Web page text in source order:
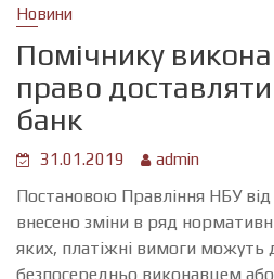
Новини
Помічнику
право
банк
31.01.2019 admin
Постановою Правління НБУ
внесено зміни в ряд
яких, платіжні вимоги можуть
безпосередньо виконавцем